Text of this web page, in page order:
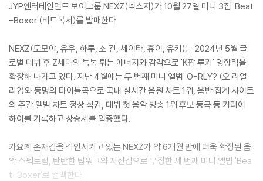
JYP엔터테인먼트 보이그룹 NEXZ(넥스지)가 10월 27일 미니 3집 'Beat
-Boxer'(비트복서)를 발매한다.
NEXZ(토모야, 유우, 하루, 소 건, 세이타, 휴이, 유키)는 2024년 5월 글
로벌 데뷔 후 Z세대의 톡톡 튀는 에너지와 감각으로 'K팝 루키' 영향력을
확장해 나가고 있다. 지난 4월에는 두 번째 미니 앨범 'O-RLY?'(오 리얼
리?)와 동명의 타이틀곡으로 국내 실시간 음원 차트 1위, 음반 집계 사이트
의 주간 앨범 차트 정상 석권, 데뷔 첫 음악 방송 1위 후보 등극 등 커리어
하이를 기록하고 상승세를 입증했다.
가요계 존재감을 각인시키고 있는 NEXZ가 약 6개월 만에 더욱 확장된 음
악 스펙트럼, 탄탄한 팀워크와 자신감으로 무장한 세 번째 미니 앨범 'Bea
t-Boxer'로 컴백한다.